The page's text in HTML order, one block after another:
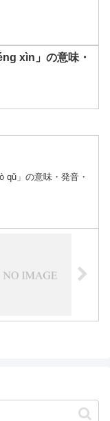
xìn」の意味・
qǔ」の意味・発音・